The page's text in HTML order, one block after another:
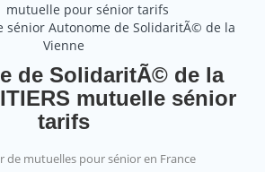
mutuelle pour sénior tarifs
sénior Autonome de SolidaritÃ© de la
Vienne
de SolidaritÃ© de la
mutuelle sénior
tarifs
de mutuelles pour sénior en France